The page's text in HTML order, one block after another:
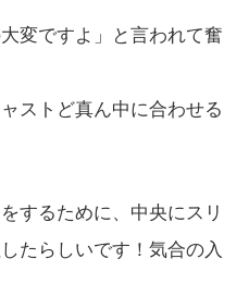
変ですよ」と言われて奮
ストど真ん中に合わせる
するために、中央にスリ
たらしいです！気合の入